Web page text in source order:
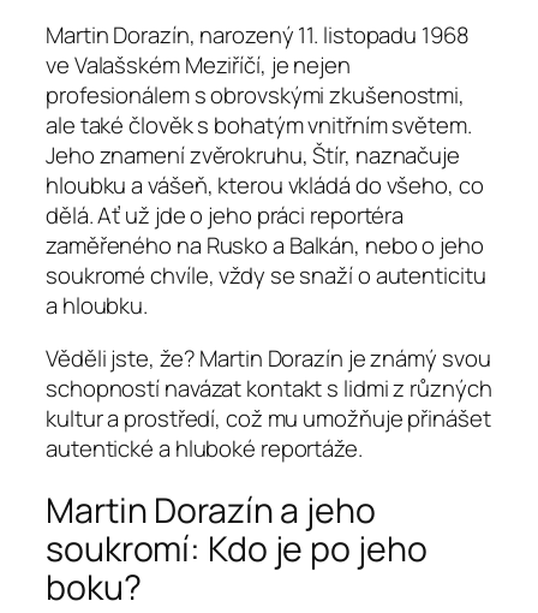
Martin Dorazín, narozený 11. listopadu 1968
ve Valašském Meziříčí, je nejen
profesionálem s obrovskými zkušenostmi,
ale také člověk s bohatým vnitřním světem.
Jeho znamení zvěrokruhu, Štír, naznačuje
hloubku a vášeň, kterou vkládá do všeho, co
dělá. Ať už jde o jeho práci reportéra
zaměřeného na Rusko a Balkán, nebo o jeho
soukromé chvíle, vždy se snaží o autenticitu
a hloubku.
Věděli jste, že? Martin Dorazín je známý svou
schopností navázat kontakt s lidmi z různých
kultur a prostředí, což mu umožňuje přinášet
autentické a hluboké reportáže.
Martin Dorazín a jeho
soukromí: Kdo je po jeho
boku?